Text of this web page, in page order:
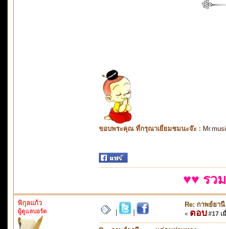
ขอบพระคุณ ที่กรุณาเยี่ยมชมนะจ๊ะ :
♥♥ รว
พิกุลแก้ว
ผู้ดูแลบอร์ด
Re: กาพย์ยา
« ตอบ #17 เ